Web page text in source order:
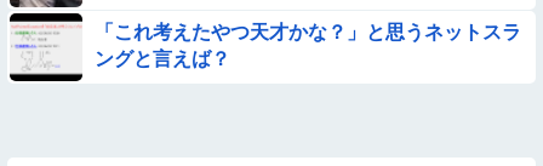
「これ考えたやつ天才かな？」と思うネットスラ
ングと言えば？